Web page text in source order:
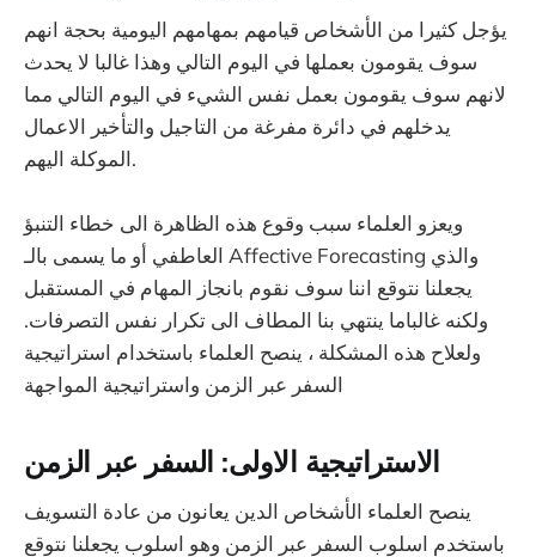
يؤجل كثيرا من الأشخاص قيامهم بمهامهم اليومية بحجة انهم
سوف يقومون بعملها في اليوم التالي وهذا غالبا لا يحدث
لانهم سوف يقومون بعمل نفس الشيء في اليوم التالي مما
يدخلهم في دائرة مفرغة من التاجيل والتأخير الاعمال
الموكلة اليهم.
ويعزو العلماء سبب وقوع هذه الظاهرة الى خطاء التنبؤ
العاطفي أو ما يسمى بالـ Affective Forecasting والذي
يجعلنا نتوقع اننا سوف نقوم بانجاز المهام في المستقبل
ولكنه غالباما ينتهي بنا المطاف الى تكرار نفس التصرفات.
ولعلاح هذه المشكلة ، ينصح العلماء باستخدام استراتيجية
السفر عبر الزمن واستراتيجية المواجهة
الاستراتيجية الاولى: السفر عبر الزمن
ينصح العلماء الأشخاص الدين يعانون من عادة التسويف
باستخدم اسلوب السفر عبر الزمن وهو اسلوب يجعلنا نتوقع